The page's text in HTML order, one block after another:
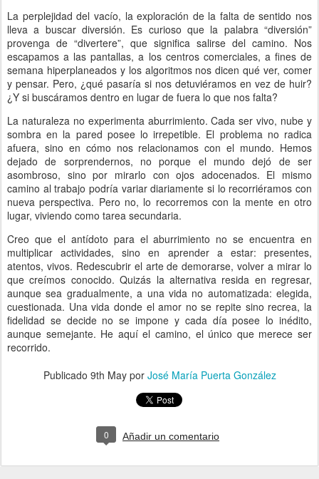
La perplejidad del vacío, la exploración de la falta de sentido nos
lleva a buscar diversión. Es curioso que la palabra “diversión”
provenga de “divertere”, que significa salirse del camino. Nos
escapamos a las pantallas, a los centros comerciales, a fines de
semana hiperplaneados y los algoritmos nos dicen qué ver, comer
y pensar. Pero, ¿qué pasaría si nos detuviéramos en vez de huir?
¿Y si buscáramos dentro en lugar de fuera lo que nos falta?
La naturaleza no experimenta aburrimiento. Cada ser vivo, nube y
sombra en la pared posee lo irrepetible. El problema no radica
afuera, sino en cómo nos relacionamos con el mundo. Hemos
dejado de sorprendernos, no porque el mundo dejó de ser
asombroso, sino por mirarlo con ojos adocenados. El mismo
camino al trabajo podría variar diariamente si lo recorriéramos con
nueva perspectiva. Pero no, lo recorremos con la mente en otro
lugar, viviendo como tarea secundaria.
Creo que el antídoto para el aburrimiento no se encuentra en
multiplicar actividades, sino en aprender a estar: presentes,
atentos, vivos. Redescubrir el arte de demorarse, volver a mirar lo
que creímos conocido. Quizás la alternativa resida en regresar,
aunque sea gradualmente, a una vida no automatizada: elegida,
cuestionada. Una vida donde el amor no se repite sino recrea, la
fidelidad se decide no se impone y cada día posee lo inédito,
aunque semejante. He aquí el camino, el único que merece ser
recorrido.
Publicado 9th Maypor José María Puerta González
0 Añadir un comentario